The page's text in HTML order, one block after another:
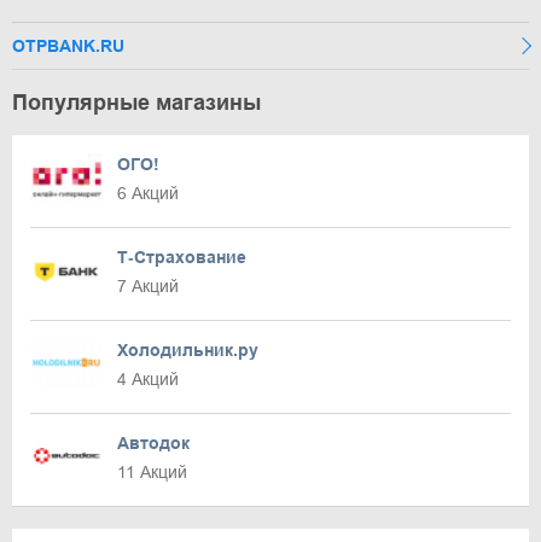
OTPBANK.RU
Популярные магазины
ОГО!
6 Акций
Т‑Страхование
7 Акций
Холодильник.ру
4 Акций
Автодок
11 Акций